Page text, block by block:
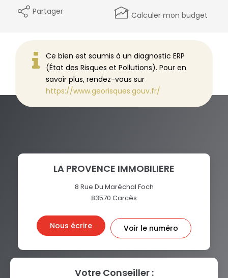
Partager
Calculer mon budget
Ce bien est soumis à un diagnostic ERP
(État des Risques et Pollutions). Pour en
savoir plus, rendez-vous sur
https://www.georisques.gouv.fr/
LA PROVENCE IMMOBILIERE
8 Rue Du Maréchal Foch
83570 Carcès
Nous écrire Voir le numéro
Votre Conseiller :